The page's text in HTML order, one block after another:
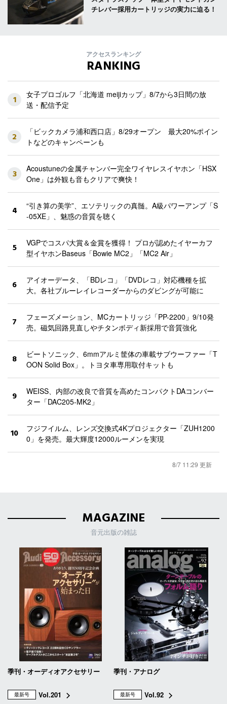
チレバー採用カートリッジの実力に迫る！
アクセスランキング
RANKING
1
女子プロゴルフ「北海道 meijiカップ」8/7から3日間の放
送・配信予定
2
「ビックカメラ浦和西口店」8/29オープン 最大20%ポイン
トなどのキャンペーンも
3
Acoustuneの金属チャンバー完全ワイヤレスイヤホン「HSX
One」は外観も音もクリアで爽快！
4
“引き算の美学”、エソテリックの真髄。A級パワーアンプ「S
-05XE」、魅惑の音質を聴く
5
VGPでコスパ大賞＆金賞を獲得！ プロが認めたイヤーカフ
型イヤホンBaseus「Bowie MC2」「MC2 Air」
6
アイオーデータ、「BDレコ」「DVDレコ」対応機種を拡
大。各社ブルーレイレコーダーからのダビングが可能に
7
フェーズメーション、MCカートリッジ「PP-2200」9/10発
売。磁気回路見直しやチタンボディ新採用で音質強化
8
ビートソニック、6mmアルミ筐体の車載サブウーファー「T
OON Solid Box」。トヨタ車専用取付キットも
9
WEISS、内部の改良で音質を高めたコンパクトDAコンバー
ター「DAC205-MK2」
10
フジフイルム、レンズ交換式4Kプロジェクター「ZUH1200
0」を発売。最大輝度12000ルーメンを実現
8/7 11:29 更新
MAGAZINE
音元出版の雑誌
季刊・オーディオアクセサリー
最新号
Vol.201
季刊・アナログ
最新号
Vol.92